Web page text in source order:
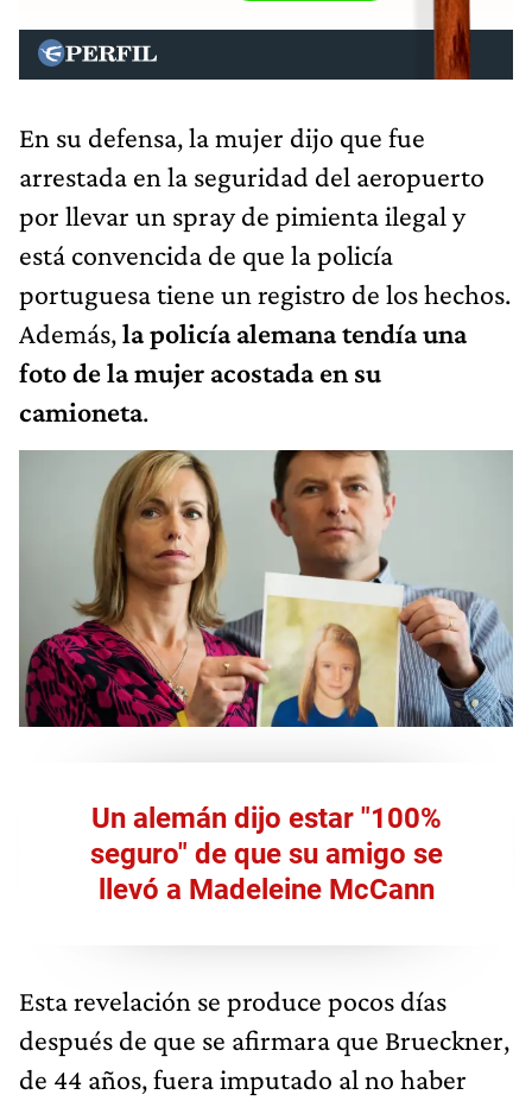
En su defensa, la mujer dijo que fue
arrestada en la seguridad del aeropuerto
por llevar un spray de pimienta ilegal y
está convencida de que la policía
portuguesa tiene un registro de los hechos.
Además,la policía alemana tendía una
foto de la mujer acostada en su
camioneta.
Un alemán dijo estar "100%
seguro" de que su amigo se
llevó a Madeleine McCann
Esta revelación se produce pocos días
después de que se afirmara que Brueckner,
de 44 años, fuera imputado al no haber